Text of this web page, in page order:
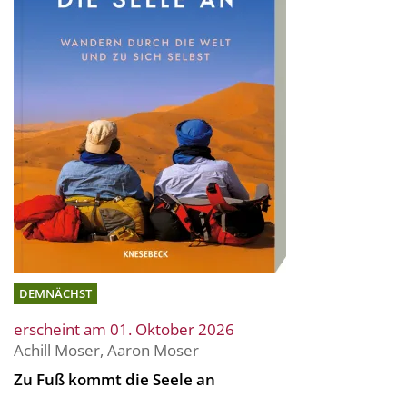
DEMNÄCHST
erscheint am 01. Oktober 2026
Achill Moser, Aaron Moser
Zu Fuß kommt die Seele an